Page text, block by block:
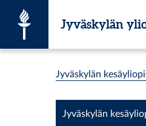
Jyväskylän
Jyväskylän
Jyväskylän